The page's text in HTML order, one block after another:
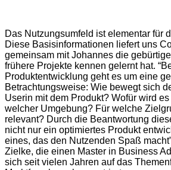
Das Nutzungsumfeld ist elementar für
Diese Basisinformationen liefert uns
gemeinsam mit Johannes die
frühere Projekte kennen gelernt hat.
Produktentwicklung geht es um eine
Betrachtungsweise: Wie bewegt sich
Userin mit dem Produkt? Wofür wird
welcher Umgebung? Für welche
relevant? Durch die Beantwortung
nicht nur ein optimiertes Produkt
eines, das den Nutzenden Spaß
Zielke, die einen Master in Business
sich seit vielen Jahren auf das